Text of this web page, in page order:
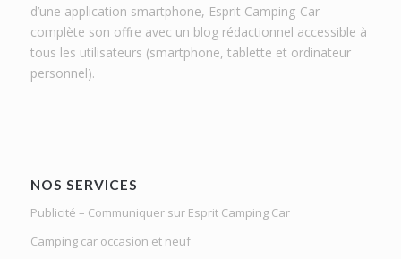
d’une application smartphone, Esprit Camping-Car
complète son offre avec un blog rédactionnel accessible à
tous les utilisateurs (smartphone, tablette et ordinateur
personnel).
NOS SERVICES
Publicité – Communiquer sur Esprit Camping Car
Camping car occasion et neuf